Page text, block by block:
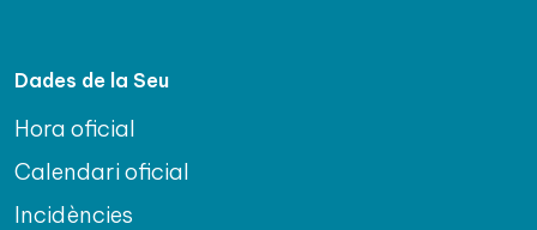
Dades de la Seu
Hora oficial
Calendari oficial
Incidències